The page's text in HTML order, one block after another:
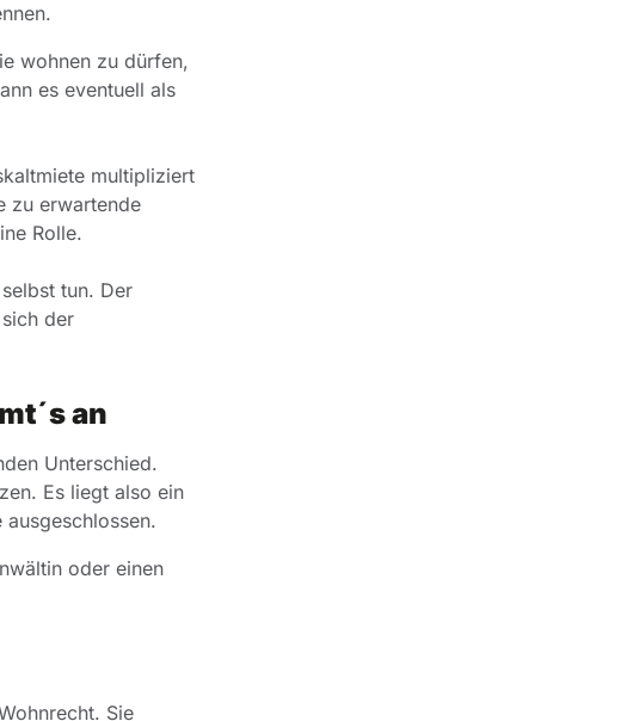
wohnen zu dürfen,
es eventuell als
multipliziert
zu erwartende
Rolle.
tun. Der
der
an
Unterschied.
Es liegt also ein
oder einen
Sie